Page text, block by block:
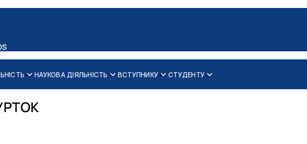
ОС БАКАЛАВР
НАУКОВА ДІЯЛЬНІСТЬ
"Овочівник"
Загальна інформація про гурток
ВСТУПНИКУ СТУДЕНТУ
практики
занять